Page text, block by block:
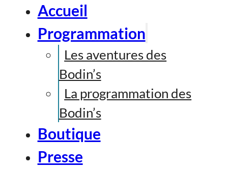
Accueil
Programmation
Les aventures des
Bodin’s
La programmation des
Bodin’s
Boutique
Presse